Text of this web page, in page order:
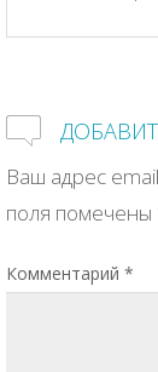
Ваш адрес
поля помечены
Комментарий *